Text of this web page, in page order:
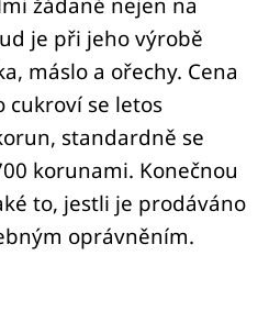
je při jeho výrobě
máslo a ořechy. Cena
cukroví se letos
standardně se
korunami. Konečnou
to, jestli je prodáváno
oprávněním.